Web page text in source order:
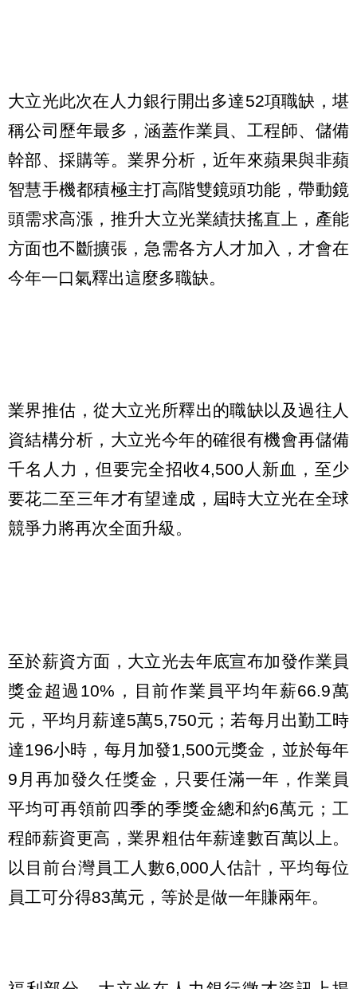
大立光此次在人力銀行開出多達52項職缺，堪
稱公司歷年最多，涵蓋作業員、工程師、儲備
幹部、採購等。業界分析，近年來蘋果與非蘋
智慧手機都積極主打高階雙鏡頭功能，帶動鏡
頭需求高漲，推升大立光業績扶搖直上，產能
方面也不斷擴張，急需各方人才加入，才會在
今年一口氣釋出這麼多職缺。
業界推估，從大立光所釋出的職缺以及過往人
資結構分析，大立光今年的確很有機會再儲備
千名人力，但要完全招收4,500人新血，至少
要花二至三年才有望達成，屆時大立光在全球
競爭力將再次全面升級。
至於薪資方面，大立光去年底宣布加發作業員
獎金超過10%，目前作業員平均年薪66.9萬
元，平均月薪達5萬5,750元；若每月出勤工時
達196小時，每月加發1,500元獎金，並於每年
9月再加發久任獎金，只要任滿一年，作業員
平均可再領前四季的季獎金總和約6萬元；工
程師薪資更高，業界粗估年薪達數百萬以上。
以目前台灣員工人數6,000人估計，平均每位
員工可分得83萬元，等於是做一年賺兩年。